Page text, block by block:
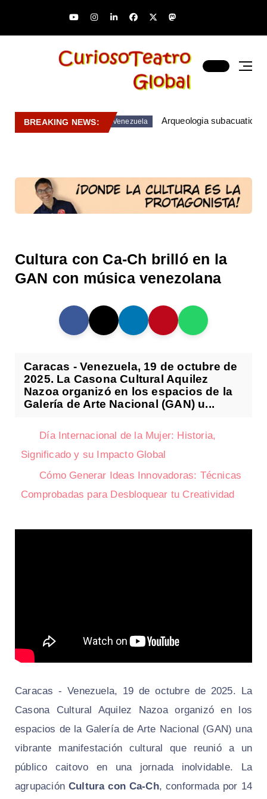
BREAKING NEWS: Venezuela Arqueologia subacuatica
Cultura con Ca-Ch brilló en la
GAN con música venezolana
Caracas - Venezuela, 19 de octubre de
2025. La Casona Cultural Aquilez
Nazoa organizó en los espacios de la
Galería de Arte Nacional (GAN) u...
Día Internacional de la Mujer: Historia,
Significado y su Impacto Global
Cómo Generar Ideas Innovadoras: Técnicas
Comprobadas para Desbloquear tu Creatividad
Caracas - Venezuela, 19 de octubre de 2025. La
Casona Cultural Aquilez Nazoa organizó en los
espacios de la Galería de Arte Nacional (GAN) una
vibrante manifestación cultural que reunió a un
público caitovo en una jornada inolvidable. La
agrupación Cultura con Ca-Ch, conformada por 14